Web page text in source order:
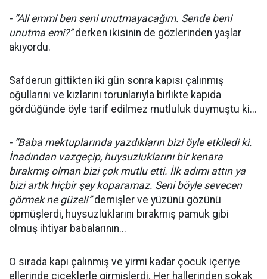
- “Ali emmi ben seni unutmayacağım. Sende beni
unutma emi?”derken ikisinin de gözlerinden yaşlar
akıyordu.
Safderun gittikten iki gün sonra kapısı çalınmış
oğullarını ve kızlarını torunlarıyla birlikte kapıda
gördüğünde öyle tarif edilmez mutluluk duymuştu ki...
- “Baba mektuplarında yazdıkların bizi öyle etkiledi ki.
İnadından vazgeçip, huysuzluklarını bir kenara
bırakmış olman bizi çok mutlu etti. İlk adımı attın ya
bizi artık hiçbir şey koparamaz. Seni böyle sevecen
görmek ne güzel!”demişler ve yüzünü gözünü
öpmüşlerdi, huysuzluklarını bırakmış pamuk gibi
olmuş ihtiyar babalarının...
O sırada kapı çalınmış ve yirmi kadar çocuk içeriye
ellerinde çiçeklerle girmişlerdi. Her hallerinden sokak